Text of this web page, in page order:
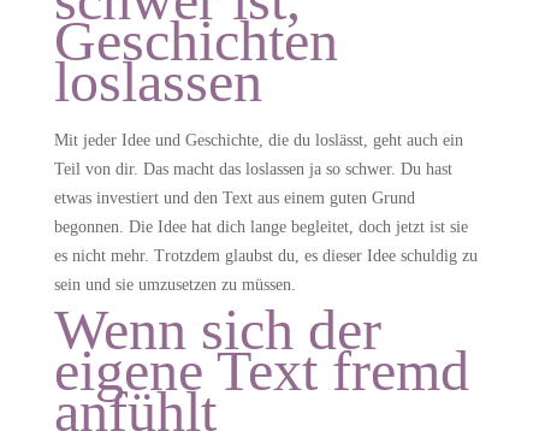
Geschichten
loslassen
Mit jeder Idee und Geschichte, die du loslässt, geht auch ein
Teil von dir. Das macht das loslassen ja so schwer. Du hast
etwas investiert und den Text aus einem guten Grund
begonnen. Die Idee hat dich lange begleitet, doch jetzt ist sie
es nicht mehr. Trotzdem glaubst du, es dieser Idee schuldig zu
sein und sie umzusetzen zu müssen.
Wenn sich der
eigene Text fremd
anfühlt